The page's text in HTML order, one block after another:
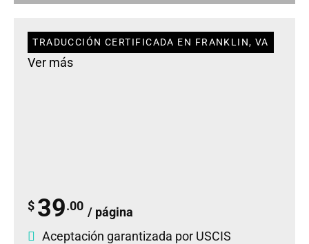
TRADUCCIÓN CERTIFICADA EN FRANKLIN, VA
Ver más
$ 39.00 / página
Aceptación garantizada por USCIS